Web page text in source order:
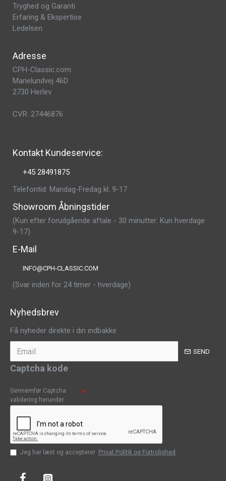
Tryghed og Garanti
Erfaring & Ekspertise
Ledelsen
Adresse
CPH-Classic.com
Marielundvej 46D
2730 Herlev
CVR: 27446876
Kontakt Kundeservice:
+45 28491875
Telefontid: Mandag-Fredag kl. 9-17
Showroom Åbningstider
(Kun efter forudgående aftale - 30 minutter: Kun hverdage
9-17)
E-Mail
INFO@CPH-CLASSIC.COM
(Svar inden for 24 timer - hverdage)
Nyhedsbrev
Få nyheder direkte i din indbakke
SEND
Captcha kode
Gennemfør Captcha
validering herunder
Jeg har læst og accepterer Privat Politik og Fortrolighed